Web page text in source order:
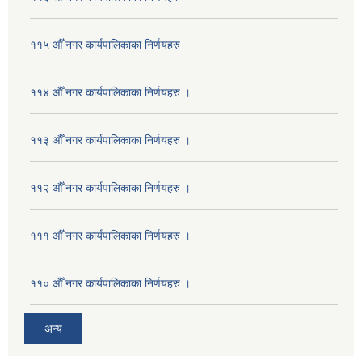
११५ औँ नगर कार्यपालिकाका निर्णयहरु
११४ औँ नगर कार्यपालिकाका निर्णयहरु ।
११३ औँ नगर कार्यपालिकाका निर्णयहरु ।
११२ औँ नगर कार्यपालिकाका निर्णयहरु ।
१११ औँ नगर कार्यपालिकाका निर्णयहरु ।
११० औँ नगर कार्यपालिकाका निर्णयहरु ।
अन्य